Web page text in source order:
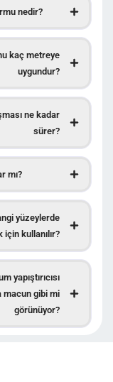
nedir?
kaç metreye
uygundur?
ne kadar
sürer?
mı?
yüzeylerde
için kullanılır?
yapıştırıcısı
macun gibi mi
görünüyor?